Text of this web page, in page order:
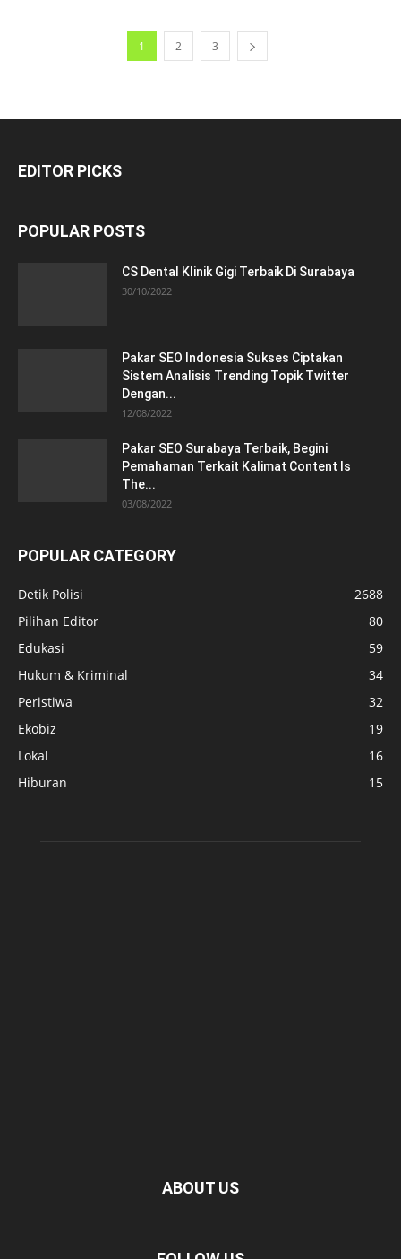
1 2 3
EDITOR PICKS
POPULAR POSTS
CS Dental Klinik Gigi Terbaik Di Surabaya
30/10/2022
Pakar SEO Indonesia Sukses Ciptakan
Sistem Analisis Trending Topik Twitter
Dengan...
12/08/2022
Pakar SEO Surabaya Terbaik, Begini
Pemahaman Terkait Kalimat Content Is
The...
03/08/2022
POPULAR CATEGORY
Detik Polisi
2688
Pilihan Editor
80
Edukasi
59
Hukum & Kriminal
34
Peristiwa
32
Ekobiz
19
Lokal
16
Hiburan
15
ABOUT US